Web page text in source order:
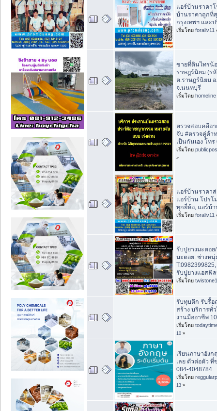
แอร์บ้านราคา
บ้านราคาถูกที่
กรุงเทพฯ แล
เริ่มโดย foraliv11
ขายที่ดินไทรน้
ราษฎร์นิยม (ร
ต.ราษฎร์นิยม
จ.นนทบุรี
เริ่มโดย homeline
ตรวจสอบคดีอ
จับ #ตรวจคู่ค้า
เป็นกันเอง โท
เริ่มโดย
»
แอร์บ้านราคาส่
แอร์บ้าน โปรโ
ทุกยี่ห้อ, แอร์บ้
เริ่มโดย foraliv11
รับปูยางมะตอย
มะตอย: ช่างหนุ่
รับปูยางแอสฟั
เริ่มโดย twistone1
รับทุบตึก รับรื้อ
สร้าง บริการทั่
งานมืออาชีพ
เริ่มโดย
10 »
เรียนภาษาอัง
เลย ตัวต่อตัว
084-4048784.
เริ่มโดย
13 »